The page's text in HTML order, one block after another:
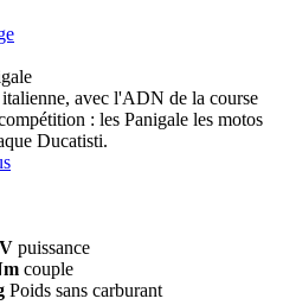
avec l'ADN de la course
: les Panigale les motos
Ducatisti.
puissance
couple
Poids sans carburant